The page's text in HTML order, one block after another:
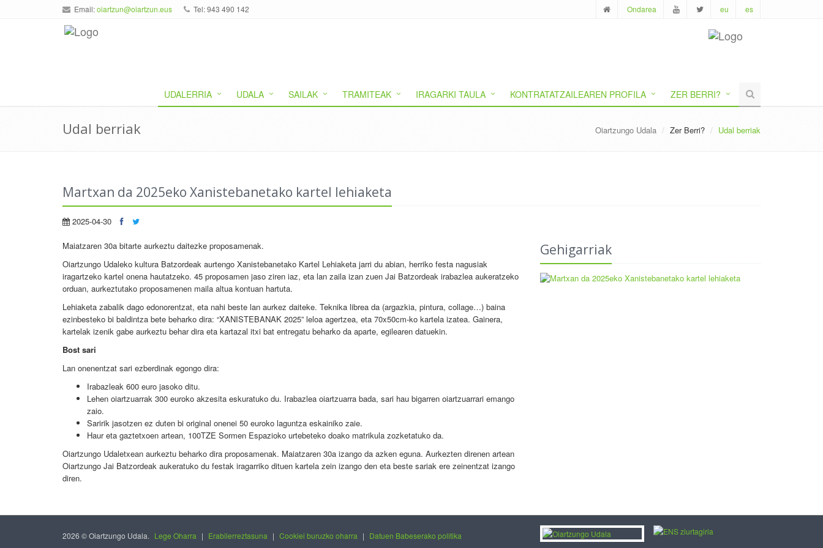
Email:oiartzun@oiartzun.eus Tel: 943 490 142 Ondarea eu es
UDALERRIA UDALA SAILAK TRAMITEAK IRAGARKI TAULA KONTRATATZAILEAREN PROFILA ZER BERRI?
Udal berriak Oiartzungo Udala Zer Berri? Udal berriak
Martxan da 2025eko Xanistebanetako kartel lehiaketa
2025-04-30
Maiatzaren 30a bitarte aurkeztu daitezke proposamenak.
Oiartzungo Udaleko kultura Batzordeak aurtengo Xanistebanetako Kartel Lehiaketa jarri du abian, herriko festa nagusiak
iragartzeko kartel onena hautatzeko. 45 proposamen jaso ziren iaz, eta lan zaila izan zuen Jai Batzordeak irabazlea aukeratzeko
orduan, aurkeztutako proposamenen maila altua kontuan hartuta.
Lehiaketa zabalik dago edonorentzat, eta nahi beste lan aurkez daiteke. Teknika librea da (argazkia, pintura, collage…) baina
ezinbesteko bi baldintza bete beharko dira: “XANISTEBANAK 2025” leloa agertzea, eta 70x50cm-ko kartela izatea. Gainera,
kartelak izenik gabe aurkeztu behar dira eta kartazal itxi bat entregatu beharko da aparte, egilearen datuekin.
Bost sari
Lan onenentzat sari ezberdinak egongo dira:
Irabazleak 600 euro jasoko ditu.
Lehen oiartzuarrak 300 euroko akzesita eskuratuko du. Irabazlea oiartzuarra bada, sari hau bigarren oiartzuarrari emango
zaio.
Saririk jasotzen ez duten bi original onenei 50 euroko laguntza eskainiko zaie.
Haur eta gaztetxoen artean, 100TZE Sormen Espazioko urtebeteko doako matrikula zozketatuko da.
Oiartzungo Udaletxean aurkeztu beharko dira proposamenak. Maiatzaren 30a izango da azken eguna. Aurkezten direnen artean
Oiartzungo Jai Batzordeak aukeratuko du festak iragarriko dituen kartela zein izango den eta beste sariak ere zeinentzat izango
diren.
Gehigarriak
2026 © Oiartzungo Udala. Lege Oharra | Erabilerreztasuna | Cookiei buruzko oharra | Datuen Babeserako politika